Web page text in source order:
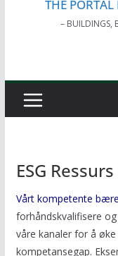
THE PORTAL
– BUILDINGS,
ESG
Vårt kompetente
forhåndskvalifisere
våre kanaler for å
kompetansegap.